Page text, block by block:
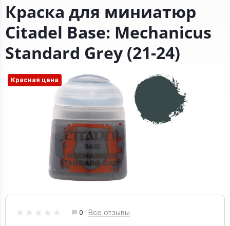
Краска для миниатюр
Citadel Base: Mechanicus
Standard Grey (21-24)
Красная цена
0 Все отзывы